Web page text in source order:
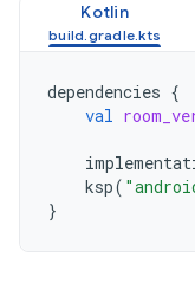
Kotlin
dependencies {
val
ksp(
}